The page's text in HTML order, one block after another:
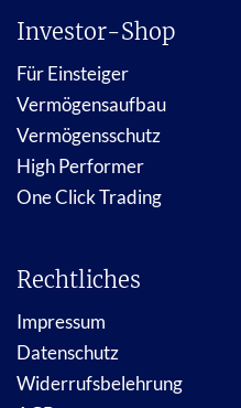
Investor-Shop
Für Einsteiger
Vermögensaufbau
Vermögensschutz
High Performer
One Click Trading
Rechtliches
Impressum
Datenschutz
Widerrufsbelehrung